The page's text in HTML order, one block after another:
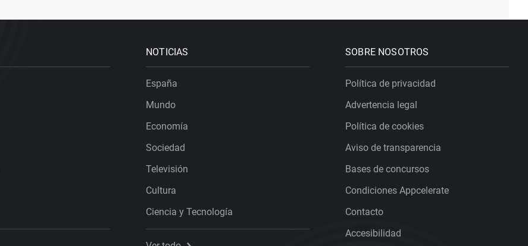
NOTICIAS
España
Mundo
Economía
Sociedad
Televisión
Cultura
Ciencia y Tecnología
SOBRE NOSOTROS
Política de privacidad
Advertencia legal
Política de cookies
Aviso de transparencia
Bases de concursos
Condiciones Appcelerate
Contacto
Accesibilidad